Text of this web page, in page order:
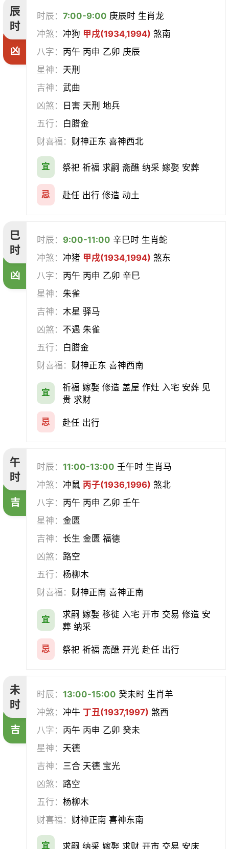
辰
时
凶
时辰：7:00-9:00 庚辰时 生肖龙
冲煞：冲狗 甲戌(1934,1994) 煞南
八字： 丙午 丙申 乙卯 庚辰
星神： 天刑
吉神：武曲
凶煞：
日害 天刑 地兵
五行： 白腊金
财喜福： 财神正东 喜神西北
宜 祭祀 祈福 求嗣 斋醮 纳采 嫁娶 安葬
忌 赴任 出行 修造 动土
巳
时
凶
时辰： 9:00-11:00 辛巳时 生肖蛇
冲煞：冲猪 甲戌(1934,1994) 煞东
八字： 丙午 丙申 乙卯 辛巳
星神： 朱雀
吉神：木星 驿马
凶煞： 不遇 朱雀
五行： 白腊金
财喜福： 财神正东 喜神西南
宜
祈福 嫁娶 修造 盖屋 作灶 入宅 安葬 见
贵 求财
忌 赴任 出行
午
时
吉
时辰：11:00-13:00 壬午时 生肖马
冲煞：冲鼠 丙子(1936,1996) 煞北
八字： 丙午 丙申 乙卯 壬午
星神：金匮
吉神： 长生 金匮 福德
凶煞：路空
五行：杨柳木
财喜福： 财神正南 喜神正南
宜
求嗣 嫁娶 移徙 入宅 开市 交易 修造 安
葬 纳采
忌 祭祀 祈福 斋醮 开光 赴任 出行
未
时
吉
时辰：13:00-15:00 癸未时 生肖羊
冲煞：冲牛 丁丑(1937,1997) 煞西
八字： 丙午 丙申 乙卯 癸未
星神： 天德
吉神： 三合 天德 宝光
凶煞： 路空
五行：杨柳木
财喜福： 财神正南 喜神东南
宜 求嗣 纳采 嫁娶 求财 开市 交易 安床